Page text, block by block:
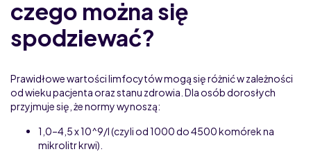
czego można się
spodziewać?
Prawidłowe wartości limfocytów mogą się różnić w zależności
od wieku pacjenta oraz stanu zdrowia. Dla osób dorosłych
przyjmuje się, że normy wynoszą:
1,0–4,5 x 10^9/l (czyli od 1000 do 4500 komórek na
mikrolitr krwi).